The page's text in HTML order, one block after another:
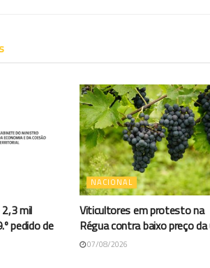
mil
pedido de
NACIONAL
Viticultores em protesto na
Régua contra baixo preço da
07/08/2026